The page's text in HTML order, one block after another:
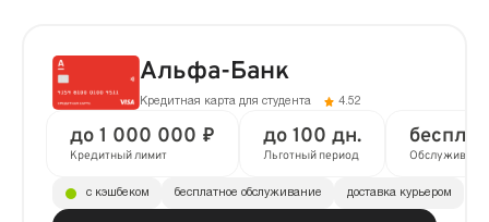
Альфа-Банк
Кредитная карта для студента 4.52
до 1 000 000 ₽
Кредитный лимит
до 100 дн.
Льготный период
с кэшбеком бесплатное обслуживание доставка курьером